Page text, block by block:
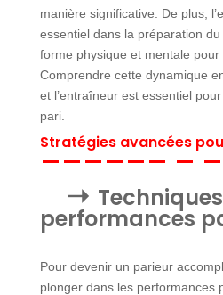
manière significative. De plus,
essentiel dans la préparation
forme physique et mentale pour
Comprendre cette dynamique
et l’entraîneur est essentiel
pari.
Stratégies avancées
performances
Pour devenir un parieur
plonger dans les performances